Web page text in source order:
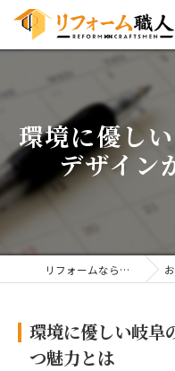
環境に優し
デザイン
リフォームならリフォーム職人 お知らせ
環境に優しい岐阜
つ魅力とは